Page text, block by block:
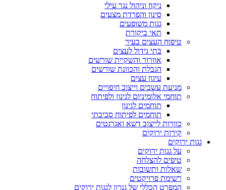
ניקוז וניהול נגר עילי
סינון והפרדת מצעים
גגות משופעים
תאי ביקורת
טיפוח העצים בעיר
בתי גידול לעצים
אוורור והשקיית שורשים
הגבלת והכוונת שורשים
עיגון עצים
מניעת עשבים וייצוב חיפויים
תוחמי אלומיניום לגינון ולפיתוח
תוחמים לגינון
תוחמים לפיתוח סביבתי
כוורות לייצוב דשא ואגרגטים
קירות ירוקים
גגות ירוקים
על גגות ירוקים
טיפים להצלחה
שאלות ותשובות
רשימת פרויקטים
המפרט הכללי של גנרון לגגות ירוקים